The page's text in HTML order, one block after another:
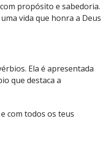
propósito e sabedoria.
vida que honra a Deus
Ela é apresentada
que destaca a
com todos os teus